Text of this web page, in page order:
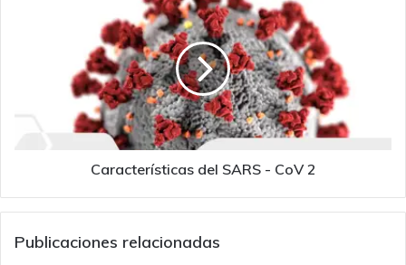
Características del SARS - CoV 2
Publicaciones relacionadas